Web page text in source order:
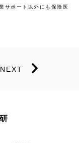
サポート以外にも保険医
NEXT